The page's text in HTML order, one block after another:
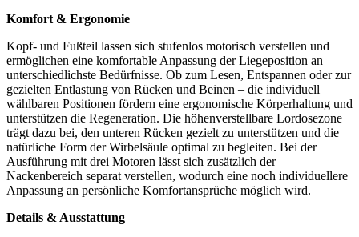
Komfort & Ergonomie
Kopf- und Fußteil lassen sich stufenlos motorisch verstellen und
ermöglichen eine komfortable Anpassung der Liegeposition an
unterschiedlichste Bedürfnisse. Ob zum Lesen, Entspannen oder zur
gezielten Entlastung von Rücken und Beinen – die individuell
wählbaren Positionen fördern eine ergonomische Körperhaltung und
unterstützen die Regeneration. Die höhenverstellbare Lordosezone
trägt dazu bei, den unteren Rücken gezielt zu unterstützen und die
natürliche Form der Wirbelsäule optimal zu begleiten. Bei der
Ausführung mit drei Motoren lässt sich zusätzlich der
Nackenbereich separat verstellen, wodurch eine noch individuellere
Anpassung an persönliche Komfortansprüche möglich wird.
Details & Ausstattung